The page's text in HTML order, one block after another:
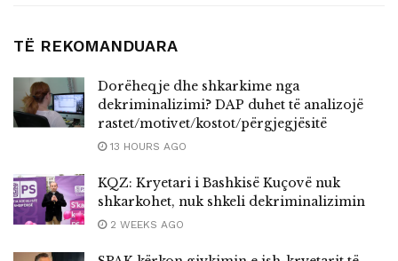
TË REKOMANDUARA
Dorëheqje dhe shkarkime nga
dekriminalizimi? DAP duhet të analizojë
rastet/motivet/kostot/përgjegjësitë
13 HOURS AGO
KQZ: Kryetari i Bashkisë Kuçovë nuk
shkarkohet, nuk shkeli dekriminalizimin
2 WEEKS AGO